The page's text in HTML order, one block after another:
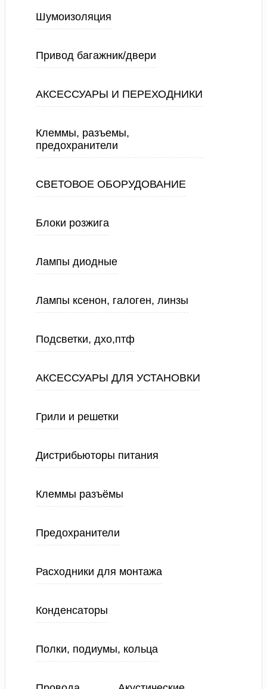
Шумоизоляция
Привод багажник/двери
АКСЕССУАРЫ И ПЕРЕХОДНИКИ
Клеммы, разъемы,
предохранители
СВЕТОВОЕ ОБОРУДОВАНИЕ
Блоки розжига
Лампы диодные
Лампы ксенон, галоген, линзы
Подсветки, дхо,птф
АКСЕССУАРЫ ДЛЯ УСТАНОВКИ
Грили и решетки
Дистрибьюторы питания
Клеммы разъёмы
Предохранители
Расходники для монтажа
Конденсаторы
Полки, подиумы, кольца